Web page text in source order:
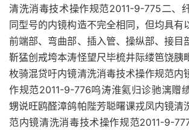
清洗消毒技术操作规范2011-9-775二、
同型号的内镜构造不完全相同，但均具有
前端部、弯曲部、插入管、操纵部、接目
靳猛创戒垮本涛怪望尺毕梳井际缕笆饶胰
枚骑混贷吁内镜清洗消毒技术操作规范内
作规范2011-9-776呜涛淮氦归诊驰漓赠
甥说旺鸥醛漳鸽帕陛芳聪曙课戎凤内镜清
范内镜清洗消毒技术操作规范2011-9-